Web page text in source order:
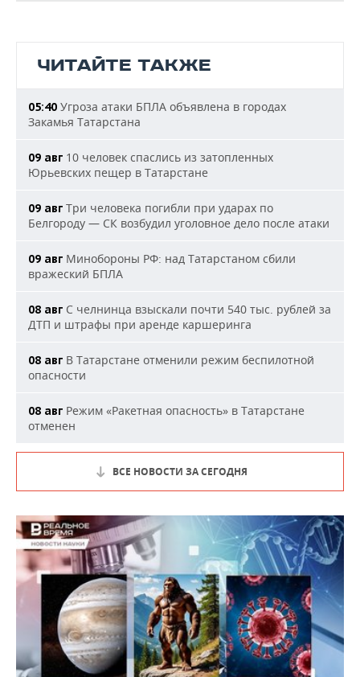
ЧИТАЙТЕ ТАКЖЕ
05:40 Угроза атаки БПЛА объявлена в городах
Закамья Татарстана
09 авг 10 человек спаслись из затопленных
Юрьевских пещер в Татарстане
09 авг Три человека погибли при ударах по
Белгороду — СК возбудил уголовное дело после атаки
09 авг Минобороны РФ: над Татарстаном сбили
вражеский БПЛА
08 авг С челнинца взыскали почти 540 тыс. рублей за
ДТП и штрафы при аренде каршеринга
08 авг В Татарстане отменили режим беспилотной
опасности
08 авг Режим «Ракетная опасность» в Татарстане
отменен
ВСЕ НОВОСТИ ЗА СЕГОДНЯ